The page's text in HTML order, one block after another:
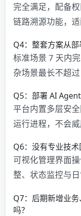
完全满足，配备
链路溯源功能，适
Q4：整套方案从部
标准场景 7 天内
杂场景最长不超过
Q5：部署 AI
平台内置多层安
运行进程，不会威
Q6：没有专业技术
可视化管理界面
整、状态监控与日
Q7：后期新增业
吗？